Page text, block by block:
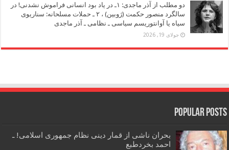
دو مطلب از آذر ماجدی: ۱ـ در یاد بود انسانی فراموش نشدنی! در
سالگرد منصور حکمت (ژوبین) ، ۲ ـ حملات مسلحانه: سناریوی
سیاه یا آوانتوریسم سیاسی ـ نظامی ـ آذر ماجدی
جولای 19, 2026
Popular Posts
بحران ناشی از قمار دینی نظام جمهوری اسلامی! ـ
احمد بخردطبع